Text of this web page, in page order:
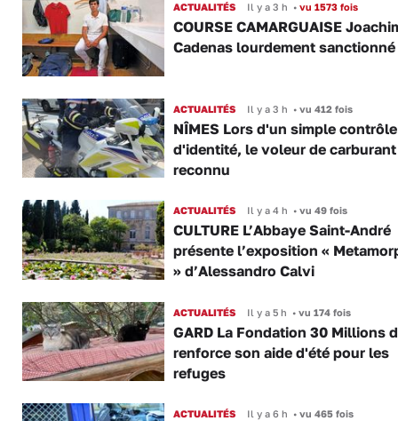
ACTUALITÉS Il y a 3 h •vu 1573 fois
COURSE CAMARGUAISE
Cadenas lourdement sanctionné
ACTUALITÉS Il y a 3 h •vu 412 fois
NÎMES Lors d'un simple contrôle
d'identité, le voleur de
reconnu
ACTUALITÉS Il y a 4 h •vu 49 fois
CULTURE L’Abbaye Saint-André
présente l’exposition «
» d’Alessandro Calvi
ACTUALITÉS Il y a 5 h •vu 174 fois
GARD La Fondation 30 Millions
renforce son aide d'été pour les
refuges
ACTUALITÉS Il y a 6 h •vu 465 fois